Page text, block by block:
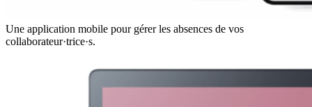
Une application mobile pour gérer les absences de vos
collaborateur·trice·s.